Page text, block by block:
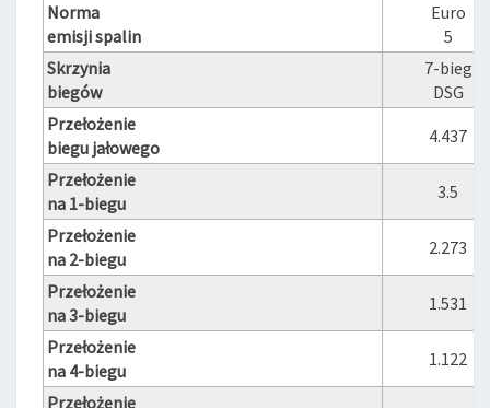
Norma
emisji spalin
Euro
5
Skrzynia
biegów
7-bieg
DSG
Przełożenie
biegu jałowego
4.437
Przełożenie
na 1-biegu
3.5
Przełożenie
na 2-biegu
2.273
Przełożenie
na 3-biegu
1.531
Przełożenie
na 4-biegu
1.122
Przełożenie